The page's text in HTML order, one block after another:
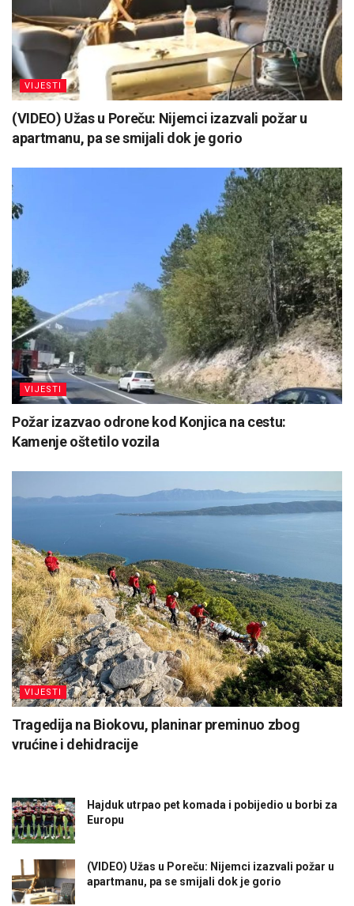
VIJESTI
(VIDEO) Užas u Poreču: Nijemci izazvali požar u
apartmanu, pa se smijali dok je gorio
VIJESTI
Požar izazvao odrone kod Konjica na cestu:
Kamenje oštetilo vozila
VIJESTI
Tragedija na Biokovu, planinar preminuo zbog
vrućine i dehidracije
Hajduk utrpao pet komada i pobijedio u borbi za
Europu
(VIDEO) Užas u Poreču: Nijemci izazvali požar u
apartmanu, pa se smijali dok je gorio